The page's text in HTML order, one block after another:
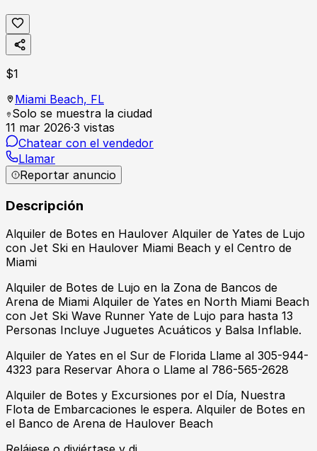
$1
Miami Beach, FL
Solo se muestra la ciudad
11 mar 2026·3 vistas
Chatear con el vendedor
Llamar
Reportar anuncio
Descripción
Alquiler de Botes en Haulover Alquiler de Yates de Lujo
con Jet Ski en Haulover Miami Beach y el Centro de
Miami
Alquiler de Botes de Lujo en la Zona de Bancos de
Arena de Miami Alquiler de Yates en North Miami Beach
con Jet Ski Wave Runner Yate de Lujo para hasta 13
Personas Incluye Juguetes Acuáticos y Balsa Inflable.
Alquiler de Yates en el Sur de Florida Llame al 305-944-
4323 para Reservar Ahora o Llame al 786-565-2628
Alquiler de Botes y Excursiones por el Día, Nuestra
Flota de Embarcaciones le espera. Alquiler de Botes en
el Banco de Arena de Haulover Beach